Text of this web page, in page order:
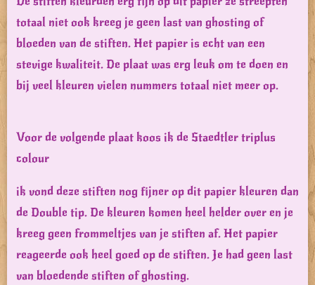
totaal niet ook kreeg je geen last van ghosting of
bloeden van de stiften. Het papier is echt van een
stevige kwaliteit. De plaat was erg leuk om te doen en
bij veel kleuren vielen nummers totaal niet meer op.
Voor de volgende plaat koos ik de Staedtler triplus
colour
ik vond deze stiften nog fijner op dit papier kleuren dan
de Double tip. De kleuren komen heel helder over en je
kreeg geen frommeltjes van je stiften af. Het papier
reageerde ook heel goed op de stiften. Je had geen last
van bloedende stiften of ghosting.